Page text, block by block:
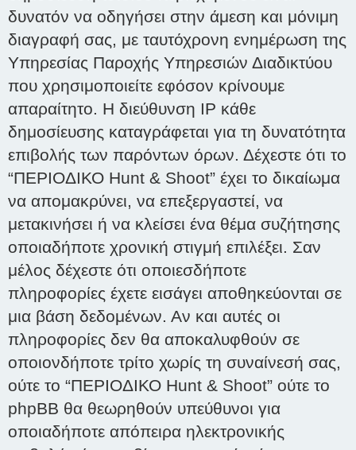
δυνατόν να οδηγήσει στην άμεση και μόνιμη
διαγραφή σας, με ταυτόχρονη ενημέρωση της
Υπηρεσίας Παροχής Υπηρεσιών Διαδικτύου
που χρησιμοποιείτε εφόσον κρίνουμε
απαραίτητο. Η διεύθυνση IP κάθε
δημοσίευσης καταγράφεται για τη δυνατότητα
επιβολής των παρόντων όρων. Δέχεστε ότι το
“ΠΕΡΙΟΔΙΚΟ Hunt & Shoot” έχει το δικαίωμα
να απομακρύνει, να επεξεργαστεί, να
μετακινήσει ή να κλείσει ένα θέμα συζήτησης
οποιαδήποτε χρονική στιγμή επιλέξει. Σαν
μέλος δέχεστε ότι οποιεσδήποτε
πληροφορίες έχετε εισάγει αποθηκεύονται σε
μια βάση δεδομένων. Αν και αυτές οι
πληροφορίες δεν θα αποκαλυφθούν σε
οποιονδήποτε τρίτο χωρίς τη συναίνεσή σας,
ούτε το “ΠΕΡΙΟΔΙΚΟ Hunt & Shoot” ούτε το
phpBB θα θεωρηθούν υπεύθυνοι για
οποιαδήποτε απόπειρα ηλεκτρονικής